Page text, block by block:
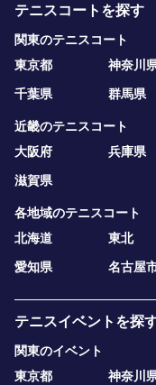
テニスコートを探す
関東のテニスコート
東京都
神奈川
千葉県
群馬県
近畿のテニスコート
大阪府
兵庫県
滋賀県
各地域のテニスコート
北海道
東北
愛知県
名古屋
テニスイベントを探
関東のイベント
東京都
神奈川